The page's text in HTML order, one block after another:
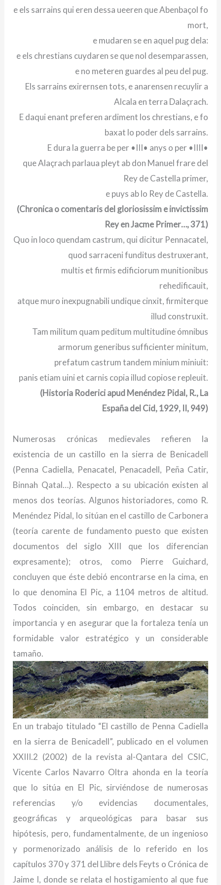
e els sarrains qui eren dessa ueeren que Abenbaçol fo
mort,
e mudaren se en aquel pug dela:
e els chrestians cuydaren se que nol desemparassen,
e no meteren guardes al peu del pug.
Els sarrains exirernsen tots, e anarensen recuylir a
Alcala en terra Dalaçrach.
E daqui enant preferen ardiment los chrestians, e fo
baxat lo poder dels sarrains.
E dura la guerra be per •III• anys o per •IIII•
que Alaçrach parlaua pleyt ab don Manuel frare del
Rey de Castella primer,
e puys ab lo Rey de Castella.
(Chronica o comentaris del gloriosissim e invictissim
Rey en Jacme Primer…, 371)
Quo in loco quendam castrum, qui dicitur Pennacatel,
quod sarraceni funditus destruxerant,
multis et firmis edificiorum munitionibus
rehedificauit,
atque muro inexpugnabili undique cinxit, firmiterque
illud construxit.
Tam militum quam peditum multitudine ómnibus
armorum generibus sufficienter minitum,
prefatum castrum tandem minium miniuit:
panis etiam uini et carnis copia illud copiose repleuit.
(Historia Roderici apud Menéndez Pidal, R., La
España del Cid, 1929, II, 949)
Numerosas crónicas medievales refieren la
existencia de un castillo en la sierra de Benicadell
(Penna Cadiella, Penacatel, Penacadell, Peña Catir,
Binnah Qatal…). Respecto a su ubicación existen al
menos dos teorías. Algunos historiadores, como R.
Menéndez Pidal, lo sitúan en el castillo de Carbonera
(teoría carente de fundamento puesto que existen
documentos del siglo XIII que los diferencian
expresamente); otros, como Pierre Guichard,
concluyen que éste debió encontrarse en la cima, en
lo que denomina El Pic, a 1104 metros de altitud.
Todos coinciden, sin embargo, en destacar su
importancia y en asegurar que la fortaleza tenía un
formidable valor estratégico y un considerable
tamaño.
En un trabajo titulado “El castillo de Penna Cadiella
en la sierra de Benicadell”, publicado en el volumen
XXIII.2 (2002) de la revista al-Qantara del CSIC,
Vicente Carlos Navarro Oltra ahonda en la teoría
que lo sitúa en El Pic, sirviéndose de numerosas
referencias y/o evidencias documentales,
geográficas y arqueológicas para basar sus
hipótesis, pero, fundamentalmente, de un ingenioso
y pormenorizado análisis de lo referido en los
capítulos 370 y 371 del Llibre dels Feyts o Crónica de
Jaime I, donde se relata el hostigamiento al que fue